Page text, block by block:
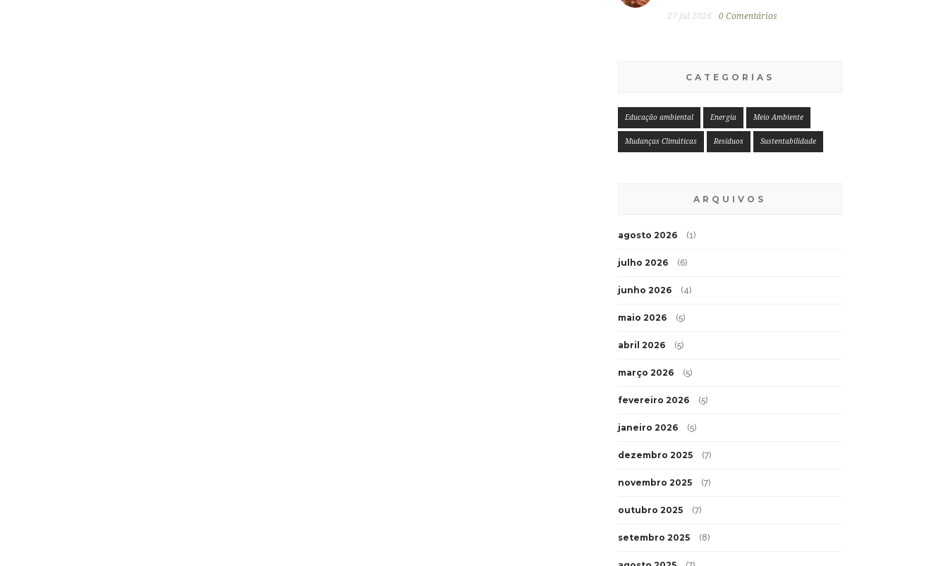
27 jul 2026 0 Comentários
CATEGORIAS
Educação ambiental Energia Meio Ambiente
Mudanças Climáticas Resíduos Sustentabilidade
ARQUIVOS
agosto 2026 (1)
julho 2026 (6)
junho 2026 (4)
maio 2026 (5)
abril 2026 (5)
março 2026 (5)
fevereiro 2026 (5)
janeiro 2026 (5)
dezembro 2025 (7)
novembro 2025 (7)
outubro 2025 (7)
setembro 2025 (8)